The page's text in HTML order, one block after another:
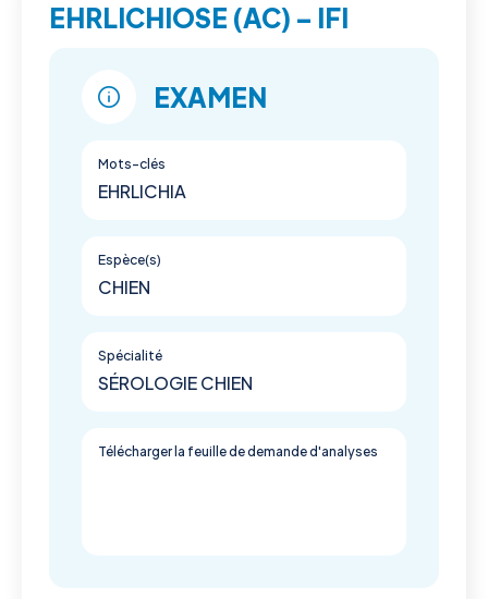
EHRLICHIOSE (AC) – IFI
EXAMEN
Mots-clés
EHRLICHIA
Espèce(s)
CHIEN
Spécialité
SÉROLOGIE CHIEN
Télécharger la feuille de demande d'analyses